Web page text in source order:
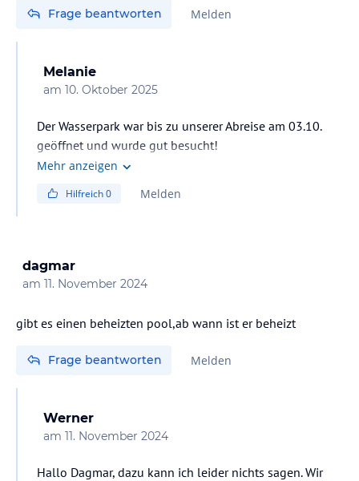
Frage beantworten Melden
Melanie
am 10. Oktober 2025
Der Wasserpark war bis zu unserer Abreise am 03.10.
geöffnet und wurde gut besucht!
Mehr anzeigen
Hilfreich0 Melden
dagmar
am 11. November 2024
gibt es einen beheizten pool,ab wann ist er beheizt
Frage beantworten Melden
Werner
am 11. November 2024
Hallo Dagmar, dazu kann ich leider nichts sagen. Wir